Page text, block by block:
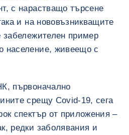
с нарастващо търсене
и на нововъзникващите
забележителен пример
население, живеещо с
първоначално
срещу Covid-19, сега
спектър от приложения –
редки заболявания и